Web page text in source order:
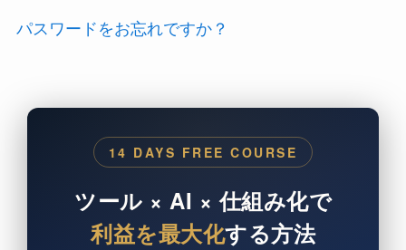
パスワードをお忘れですか？
14 DAYS FREE COURSE
ツール × AI × 仕組み化で
利益を最大化する方法